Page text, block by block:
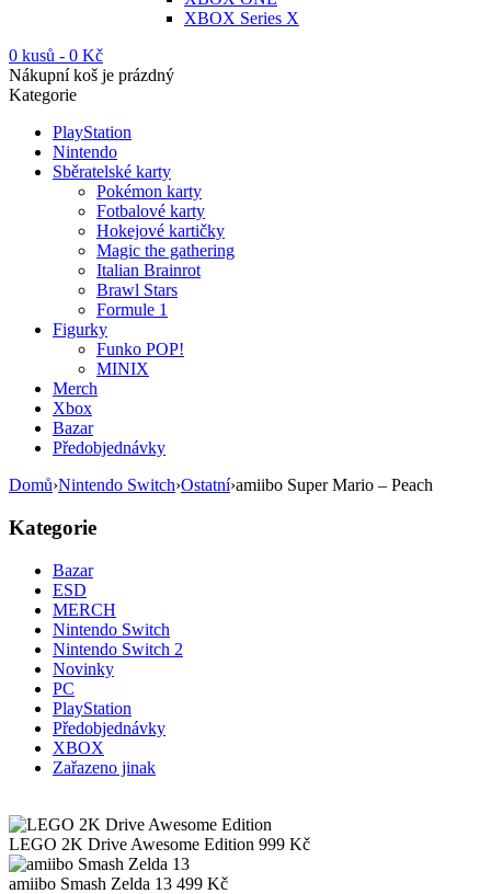
XBOX Series X
0 kusů - 0 Kč
Nákupní koš je prázdný
Kategorie
PlayStation
Nintendo
Sběratelské karty
Pokémon karty
Fotbalové karty
Hokejové kartičky
Magic the gathering
Italian Brainrot
Brawl Stars
Formule 1
Figurky
Funko POP!
MINIX
Merch
Xbox
Bazar
Předobjednávky
Domů›Nintendo Switch›Ostatní›amiibo Super Mario – Peach
Kategorie
Bazar
ESD
MERCH
Nintendo Switch
Nintendo Switch 2
Novinky
PC
PlayStation
Předobjednávky
XBOX
Zařazeno jinak
LEGO 2K Drive Awesome Edition 999 Kč
amiibo Smash Zelda 13 499 Kč